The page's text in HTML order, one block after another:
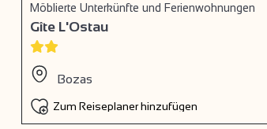
Möblierte Unterkünfte und Ferienwohnungen
Gîte L'Ostau
Bozas
Zum Reiseplaner hinzufügen